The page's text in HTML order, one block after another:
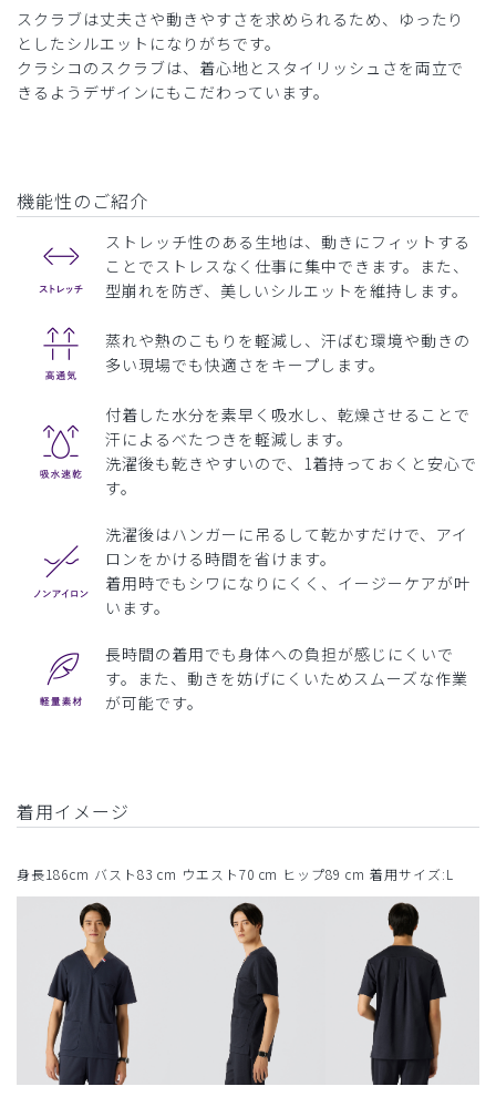
スクラブは丈夫さや動きやすさを求められるため、ゆったり
としたシルエットになりがちです。
クラシコのスクラブは、着心地とスタイリッシュさを両立で
きるようデザインにもこだわっています。
機能性のご紹介
ストレッチ性のある生地は、動きにフィットする
ことでストレスなく仕事に集中できます。また、
型崩れを防ぎ、美しいシルエットを維持します。
蒸れや熱のこもりを軽減し、汗ばむ環境や動きの
多い現場でも快適さをキープします。
付着した水分を素早く吸水し、乾燥させることで
汗によるべたつきを軽減します。
洗濯後も乾きやすいので、1着持っておくと安心で
す。
洗濯後はハンガーに吊るして乾かすだけで、アイ
ロンをかける時間を省けます。
着用時でもシワになりにくく、イージーケアが叶
います。
長時間の着用でも身体への負担が感じにくいで
す。また、動きを妨げにくいためスムーズな作業
が可能です。
着用イメージ
身長186cm バスト83 cm ウエスト70 cm ヒップ89 cm 着用サイズ:L